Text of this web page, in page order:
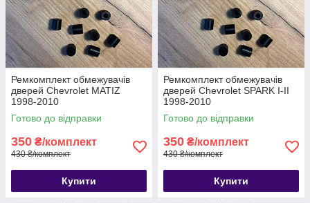
Ремкомплект обмежувачів
дверей Chevrolet MATIZ
1998-2010
Готово до відправки
350 ₴/комплект
430 ₴/комплект
Купити
Ремкомплект обмежувачів
дверей Chevrolet SPARK I-II
1998-2010
Готово до відправки
350 ₴/комплект
430 ₴/комплект
Купити